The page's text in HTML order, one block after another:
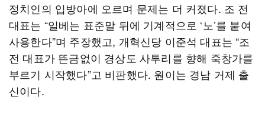
정치인의 입방아에 오르며 문제는 더 커졌다. 조 전
대표는 “일베는 표준말 뒤에 기계적으로 ‘노’를 붙여
사용한다”며 주장했고, 개혁신당 이준석 대표는 “조
전 대표가 뜬금없이 경상도 사투리를 향해 죽창가를
부르기 시작했다”고 비판했다. 원이는 경남 거제 출
신이다.